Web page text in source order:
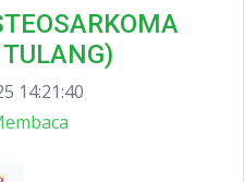
14:21:40